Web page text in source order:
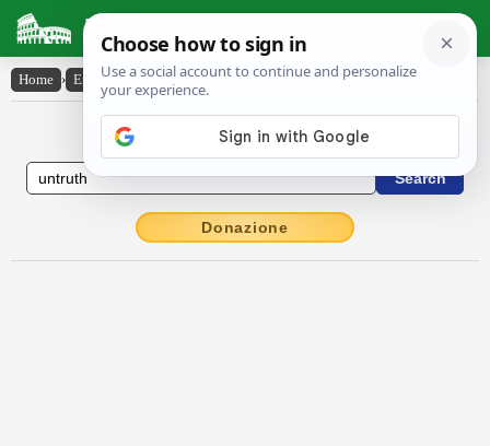
Latin Dictionary
Home › English-Latin › untruth
English to Latin Dictionary
Donazione